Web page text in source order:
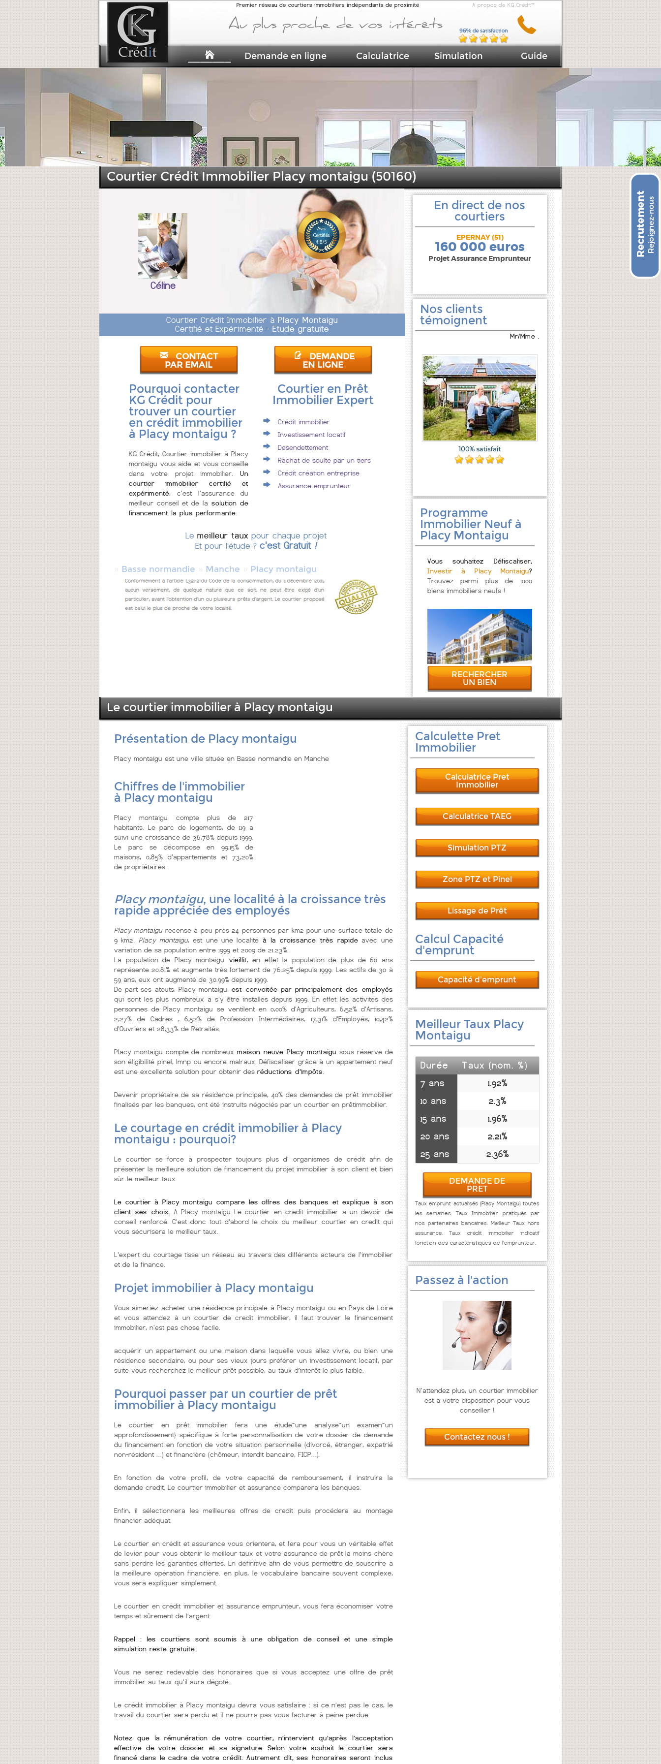
Courtier Crédit Immobilier Placy montaigu (50160)
Céline
Courtier Crédit Immobilier àPlacy Montaigu
Certifié et Expérimenté -Etude gratuite
CONTACT
PAR EMAIL
DEMANDE
EN LIGNE
Pourquoi contacter
KG Crédit pour
trouver un courtier
en crédit immobilier
à Placy montaigu ?
KG Crédit, Courtier immobilier à Placy
montaigu vous aide et vous conseille
dans votre projet immobilier.Un
courtier immobilier certifié et
expérimenté, c'est l'assurance du
meilleur conseil et de la solution de
financement la plus performante
Courtier en Prêt
Immobilier Expert
Crédit immobilier
Investissement locatif
Desendettement
Rachat de soulte par un tiers
Crédit création entreprise
Assurance emprunteur
Le meilleur taux pour chaque projet
Et pour l'étude ?c'est Gratuit !
Basse normandie Manche Placy montaigu
En direct de nos
courtiers
150 000 euros
EPERNAY (51)
160 000 euros
Projet Assurance Emprunteur
240 000 euros
Nos clients
témoignent
Mr/Mme .
Programme
Immobilier Neuf à
Placy Montaigu
Vous souhaitez Défiscaliser,
Investir à Placy Montaigu?
Trouvez parmi plus de 1000
biens immobiliers neufs !
RECHERCHER
UN BIEN
Le courtier immobilier à Placy montaigu
Présentation de Placy montaigu
Placy montaigu est une ville située en Basse normandie en Manche
Chiffres de l'immobilier
à Placy montaigu
Placy montaigu compte plus de 217
habitants. Le parc de logements, de 119 a
suivi une croissance de 36,78% depuis 1999.
Le parc se décompose en 99,15% de
maisons, 0,85% d'appartements et 73,20%
de propriétaires.
Placy montaigu, une localité à la croissance très
rapide appréciée des employés
Placy montaigurecense à peu près 24 personnes par km2 pour une surface totale de
9 km2. Placy montaigu, est une une localité à la croissance très rapide avec une
variation de sa population entre 1999 et 2009 de 21.23%.
La population de Placy montaigu vieillit, en effet la population de plus de 60 ans
représente 20.81% et augmente très fortement de 76.25% depuis 1999. Les actifs de 30 à
59 ans, eux ont augmenté de 30.99% depuis 1999.
De part ses atouts, Placy montaigu,est convoitée par principalement des employés
qui sont les plus nombreux à s'y être installés depuis 1999. En effet les activités des
personnes de Placy montaigu se ventilent en 0,00% d'Agriculteurs, 6,52% d'Artisans,
2,27% de Cadres , 6,52% de Profession Intermédiaires, 17,31% d'Employés, 10,42%
d'Ouvriers et 28,33% de Retraités.
Placy montaigu compte de nombreux maison neuve Placy montaigu sous réserve de
son éligibilité pinel, lmnp ou encore malraux. Défiscaliser grâce à un appartement neuf
est une excellente solution pour obtenir des réductions d'impôts
Devenir propriétaire de sa résidence principale, 40% des demandes de prêt immobilier
finalisés par les banques, ont été instruits négociés par un courtier en prêtimmobilier.
Le courtage en crédit immobilier à Placy
montaigu : pourquoi?
Le courtier se force à prospecter toujours plus d' organismes de crédit afin de
présenter la meilleure solution de financement du projet immobilier à son client et bien
sùr le meilleur taux.
Le courtier à Placy montaigu compare les offres des banques et explique à son
client ses choix . A Placy montaigu Le courtier en credit immobilier a un devoir de
conseil renforcé. C'est donc tout d'abord le choix du meilleur courtier en credit qui
vous sécurisera le meilleur taux.
L'expert du courtage tisse un réseau au travers des différents acteurs de l'immobilier
et de la finance.
Projet immobilier à Placy montaigu
Vous aimeriez acheter une résidence principale à Placy montaigu ou en Pays de Loire
et vous attendez à un courtier de credit immobilier, il faut trouver le financement
immobilier, n'est pas chose facile.
acquérir un appartement ou une maison dans laquelle vous allez vivre, ou bien une
résidence secondaire, ou pour ses vieux jours préférer un investissement locatif, par
suite vous recherchez le meilleur prêt possible, au taux d’intérêt le plus faible.
Pourquoi passer par un courtier de prêt
immobilier à Placy montaigu
Le courtier en prêt immobilier fera une étude~une analyse~un examen~un
approfondissement} spécifique à forte personnalisation de votre dossier de demande
du financement en fonction de votre situation personnelle (divorcé, étranger, expatrié
non-résident …) et financière (chômeur, interdit bancaire, FICP…).
En fonction de votre profil, de votre capacité de remboursement, il instruira la
demande credit. Le courtier immobilier et assurance comparera les banques.
Enfin, il sélectionnera les meilleures offres de credit puis procédera au montage
financier adéquat.
Le courtier en crédit et assurance vous orientera, et fera pour vous un véritable effet
de levier pour vous obtenir le meilleur taux et votre assurance de prêt la moins chère
sans perdre les garanties offertes. En définitive afin de vous permettre de souscrire à
la meilleure opération financière. en plus, le vocabulaire bancaire souvent complexe,
vous sera expliquer simplement.
Le courtier en crédit immobilier et assurance emprunteur, vous fera économiser votre
temps et sûrement de l’argent.
Rappel : les courtiers sont soumis à une obligation de conseil et une simple
simulation reste gratuite.
Vous ne serez redevable des honoraires que si vous acceptez une offre de prêt
immobilier au taux qu'il aura dégoté.
Le crédit immobilier à Placy montaigu devra vous satisfaire : si ce n’est pas le cas, le
travail du courtier sera perdu et il ne pourra pas vous facturer à peine perdue.
Notez que la rémunération de votre courtier, n’intervient qu’après l’acceptation
effective de votre dossier et sa signature. Selon votre souhait le courtier sera
financé dans le cadre de votre crédit. Autrement dit, ses honoraires seront inclus
Calculette Pret
Immobilier
Calculatrice Pret
Immobilier
Calculatrice TAEG
Simulation PTZ
Zone PTZ et Pinel
Lissage de Prêt
Calcul Capacité
d'emprunt
Capacité d'emprunt
Meilleur Taux Placy
Montaigu
Durée
Taux (nom. %)
7 ans
1.92%
10 ans
2.3%
15 ans
1.96%
20 ans
2.21%
25 ans
2.36%
DEMANDE DE
PRET
Taux emprunt actualisés (Placy Montaigu) toutes
les semaines. Taux Immobilier pratiqués par
nos partenaires bancaires. Meilleur Taux hors
assurance. Taux crédit immobilier indicatif
fonction des caractéristiques de l'emprunteur.
Passez à l'action
N'attendez plus, un courtier immobilier
est à votre disposition pour vous
conseiller !
Contactez nous !
Premier réseau de courtiers immobiliers indépendants de proximité A propos de KG Crédit™
Demande en ligne Calculatrice Simulation Guide